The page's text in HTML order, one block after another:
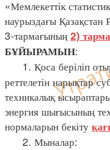
«Мемлекеттік
наурыздағы
3-тармағының 2)
БҰЙЫРАМЫН:
1. Қоса беріліп
реттелетін нарықтар
техникалық
энергия шығысының
нормаларын бекіту
2. Мыналар: